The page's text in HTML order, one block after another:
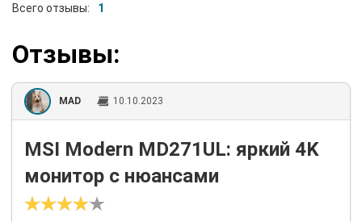
Всего отзывы:
1
Отзывы:
MAD 10.10.2023
MSI Modern MD271UL: яркий 4K
монитор с нюансами